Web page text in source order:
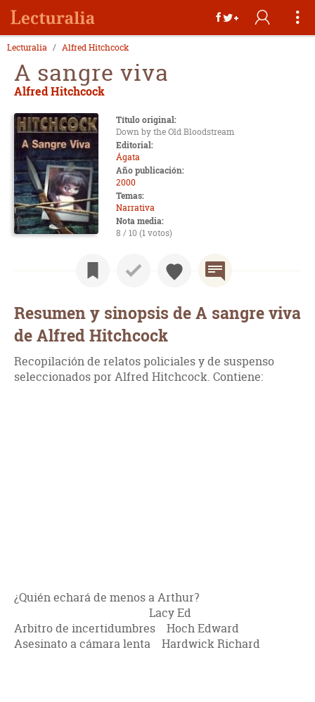
Lecturalia Alfred Hitchcock
A sangre viva
Alfred Hitchcock
Título original:
Down by the Old Bloodstream
Editorial:
Ágata
Año publicación:
2000
Temas:
Narrativa
Nota media:
8 / 10 (1 votos)
Resumen y sinopsis de A sangre viva
de Alfred Hitchcock
Recopilación de relatos policiales y de suspenso
seleccionados por Alfred Hitchcock. Contiene:
¿Quién echará de menos a Arthur?
Lacy Ed
Arbitro de incertidumbres Hoch Edward
Asesinato a cámara lenta Hardwick Richard